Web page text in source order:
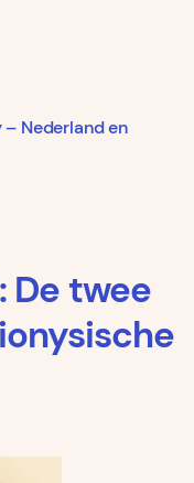
Nederland en
De twee